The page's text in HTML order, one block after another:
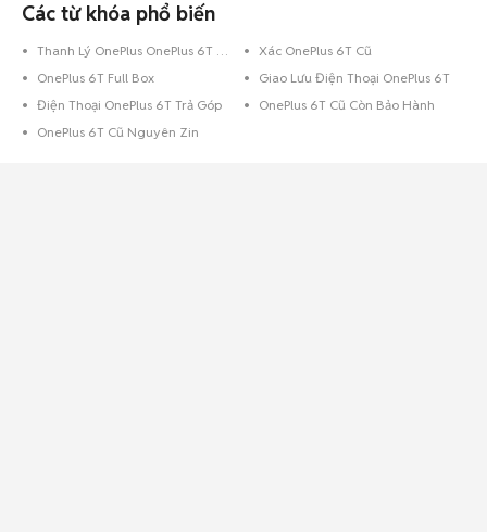
Các từ khóa phổ biến
Thanh Lý OnePlus OnePlus 6T Cũ
Xác OnePlus 6T Cũ
OnePlus 6T Full Box
Giao Lưu Điện Thoại OnePlus 6T
Điện Thoại OnePlus 6T Trả Góp
OnePlus 6T Cũ Còn Bảo Hành
OnePlus 6T Cũ Nguyên Zin